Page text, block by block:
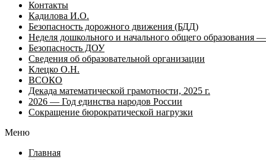
Контакты
Кадилова И.О.
Безопасность дорожного движения (БДД)
Неделя дошкольного и начального общего образования —
Безопасность ДОУ
Сведения об образовательной организации
Клецко О.Н.
ВСОКО
Декада математической грамотности, 2025 г.
2026 — Год единства народов России
Сокращение бюрократической нагрузки
Меню
Главная